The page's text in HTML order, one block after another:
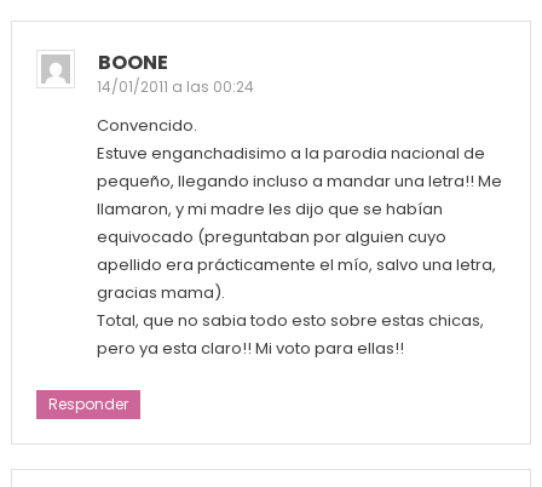
BOONE
14/01/2011 a las 00:24
Convencido.
Estuve enganchadisimo a la parodia nacional de
pequeño, llegando incluso a mandar una letra!! Me
llamaron, y mi madre les dijo que se habían
equivocado (preguntaban por alguien cuyo
apellido era prácticamente el mío, salvo una letra,
gracias mama).
Total, que no sabia todo esto sobre estas chicas,
pero ya esta claro!! Mi voto para ellas!!
Responder